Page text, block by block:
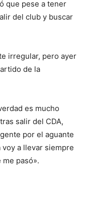
que pese a tener
del club y buscar
irregular, pero ayer
de la
es mucho
salir del CDA,
por el aguante
a llevar siempre
pasó».